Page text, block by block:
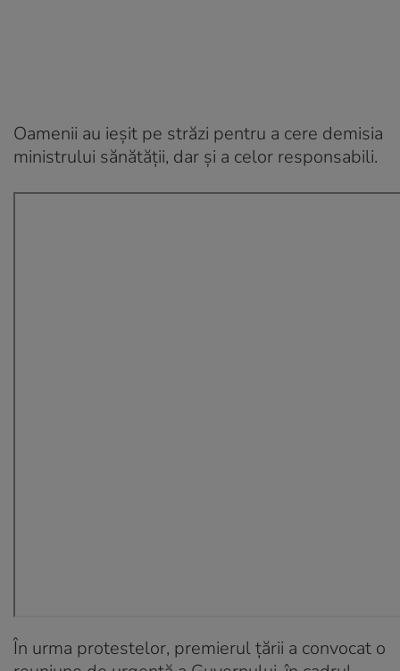
Oamenii au ieșit pe străzi pentru a cere demisia
ministrului sănătății, dar și a celor responsabili.
În urma protestelor, premierul țării a convocat o